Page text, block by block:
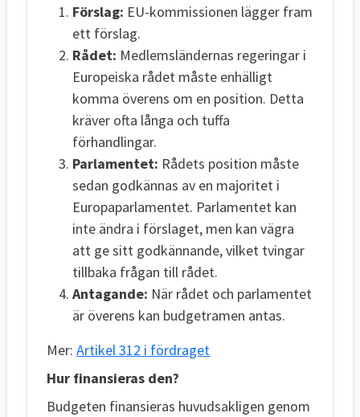
Förslag: EU-kommissionen lägger fram
ett förslag.
Rådet: Medlemsländernas regeringar i
Europeiska rådet måste enhälligt
komma överens om en position. Detta
kräver ofta långa och tuffa
förhandlingar.
Parlamentet: Rådets position måste
sedan godkännas av en majoritet i
Europaparlamentet. Parlamentet kan
inte ändra i förslaget, men kan vägra
att ge sitt godkännande, vilket tvingar
tillbaka frågan till rådet.
Antagande: När rådet och parlamentet
är överens kan budgetramen antas.
Mer: Artikel 312 i fördraget
Hur finansieras den?
Budgeten finansieras huvudsakligen genom